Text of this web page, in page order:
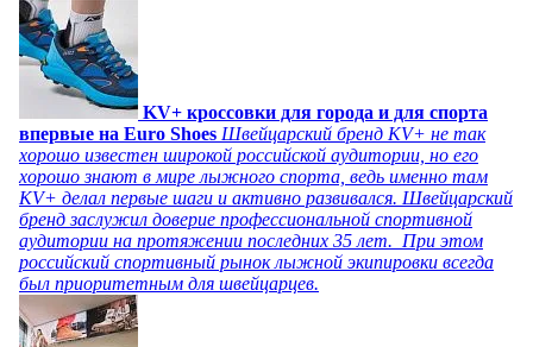
KV+ кроссовки для города и для спорта
впервые на Euro Shoes Швейцарский бренд KV+ не так
хорошо известен широкой российской аудитории, но его
хорошо знают в мире лыжного спорта, ведь именно там
KV+ делал первые шаги и активно развивался. Швейцарский
бренд заслужил доверие профессиональной спортивной
аудитории на протяжении последних 35 лет. При этом
российский спортивный рынок лыжной экипировки всегда
был приоритетным для швейцарцев.